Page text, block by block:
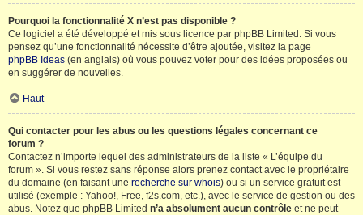
Pourquoi la fonctionnalité X n’est pas disponible ?
Ce logiciel a été développé et mis sous licence par phpBB Limited. Si vous
pensez qu’une fonctionnalité nécessite d’être ajoutée, visitez la page
phpBB Ideas (en anglais) où vous pouvez voter pour des idées proposées ou
en suggérer de nouvelles.
Haut
Qui contacter pour les abus ou les questions légales concernant ce
forum ?
Contactez n’importe lequel des administrateurs de la liste « L’équipe du
forum ». Si vous restez sans réponse alors prenez contact avec le propriétaire
du domaine (en faisant une recherche sur whois) ou si un service gratuit est
utilisé (exemple : Yahoo!, Free, f2s.com, etc.), avec le service de gestion ou des
abus. Notez que phpBB Limited n’a absolument aucun contrôle et ne peut